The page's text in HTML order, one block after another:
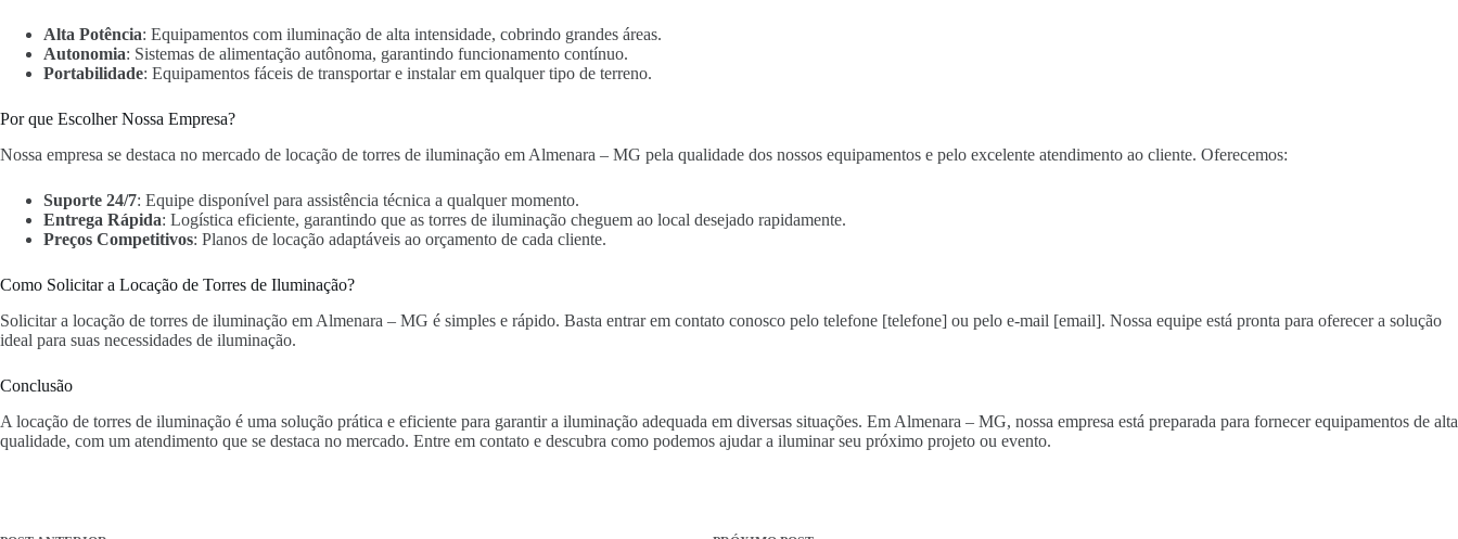
Alta Potência: Equipamentos com iluminação de alta intensidade, cobrindo grandes áreas.
Autonomia: Sistemas de alimentação autônoma, garantindo funcionamento contínuo.
Portabilidade: Equipamentos fáceis de transportar e instalar em qualquer tipo de terreno.
Por que Escolher Nossa Empresa?
Nossa empresa se destaca no mercado de locação de torres de iluminação em Almenara – MG pela qualidade dos nossos equipamentos e pelo excelente atendimento ao cliente. Oferecemos:
Suporte 24/7: Equipe disponível para assistência técnica a qualquer momento.
Entrega Rápida: Logística eficiente, garantindo que as torres de iluminação cheguem ao local desejado rapidamente.
Preços Competitivos: Planos de locação adaptáveis ao orçamento de cada cliente.
Como Solicitar a Locação de Torres de Iluminação?
Solicitar a locação de torres de iluminação em Almenara – MG é simples e rápido. Basta entrar em contato conosco pelo telefone [telefone] ou pelo e-mail [email]. Nossa equipe está pronta para oferecer a solução
ideal para suas necessidades de iluminação.
Conclusão
A locação de torres de iluminação é uma solução prática e eficiente para garantir a iluminação adequada em diversas situações. Em Almenara – MG, nossa empresa está preparada para fornecer equipamentos de alta
qualidade, com um atendimento que se destaca no mercado. Entre em contato e descubra como podemos ajudar a iluminar seu próximo projeto ou evento.